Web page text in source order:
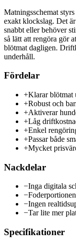
Matningsschemat
exakt klockslag. Det
snabbt eller behöver
så lätt att rengöra gör
blötmat dagligen.
underhåll.
Fördelar
+Klarar blötmat
+Robust och
+Aktiverar
+Låg
+Enkel
+Passar både
+Mycket
Nackdelar
−Inga digitala
−
−Ingen
−Tar lite mer
Specifikationer